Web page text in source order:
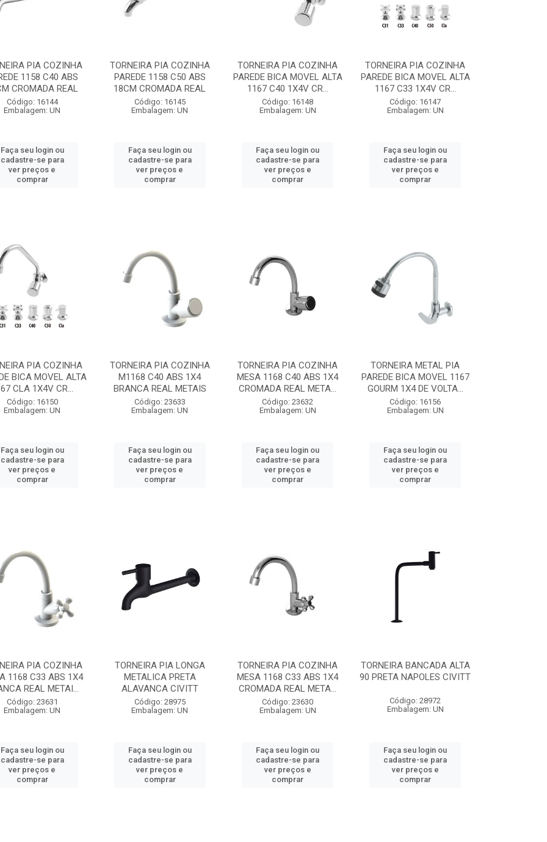
PIA COZINHA
1158 C40 ABS
CROMADA REAL
Código: 16144
Embalagem: UN
Faça seu login ou
cadastre-se para
ver preços e
comprar
TORNEIRA PIA COZINHA
PAREDE 1158 C50 ABS
18CM CROMADA REAL
Código: 16145
Embalagem: UN
Faça seu login ou
cadastre-se para
ver preços e
comprar
TORNEIRA PIA COZINHA
PAREDE BICA MOVEL ALTA
1167 C40 1X4V CR...
Código: 16148
Embalagem: UN
Faça seu login ou
cadastre-se para
ver preços e
comprar
TORNEIRA PIA COZINHA
PAREDE BICA MOVEL ALTA
1167 C33 1X4V CR...
Código: 16147
Embalagem: UN
Faça seu login ou
cadastre-se para
ver preços e
comprar
PIA COZINHA
BICA MOVEL ALTA
CLA 1X4V CR...
Código: 16150
Embalagem: UN
Faça seu login ou
cadastre-se para
ver preços e
comprar
TORNEIRA PIA COZINHA
M1168 C40 ABS 1X4
BRANCA REAL METAIS
Código: 23633
Embalagem: UN
Faça seu login ou
cadastre-se para
ver preços e
comprar
TORNEIRA PIA COZINHA
MESA 1168 C40 ABS 1X4
CROMADA REAL META...
Código: 23632
Embalagem: UN
Faça seu login ou
cadastre-se para
ver preços e
comprar
TORNEIRA METAL PIA
PAREDE BICA MOVEL 1167
GOURM 1X4 DE VOLTA...
Código: 16156
Embalagem: UN
Faça seu login ou
cadastre-se para
ver preços e
comprar
PIA COZINHA
1168 C33 ABS 1X4
REAL METAI...
Código: 23631
Embalagem: UN
Faça seu login ou
cadastre-se para
ver preços e
comprar
TORNEIRA PIA LONGA
METALICA PRETA
ALAVANCA CIVITT
Código: 28975
Embalagem: UN
Faça seu login ou
cadastre-se para
ver preços e
comprar
TORNEIRA PIA COZINHA
MESA 1168 C33 ABS 1X4
CROMADA REAL META...
Código: 23630
Embalagem: UN
Faça seu login ou
cadastre-se para
ver preços e
comprar
TORNEIRA BANCADA ALTA
90 PRETA NAPOLES CIVITT
Código: 28972
Embalagem: UN
Faça seu login ou
cadastre-se para
ver preços e
comprar